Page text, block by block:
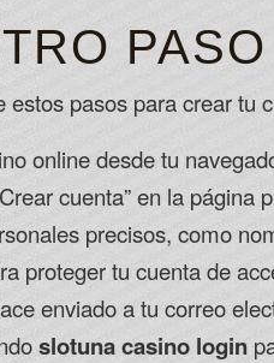
estos pasos para crear tu
online desde tu
cuenta” en la página
precisos, como
proteger tu cuenta de
enviado a tu correo
slotuna casino login